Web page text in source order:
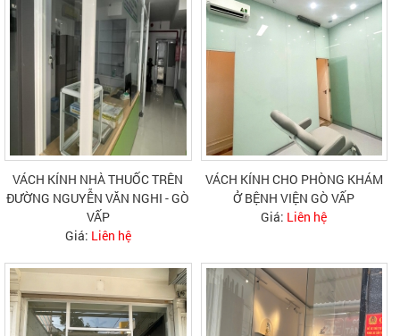
VÁCH KÍNH NHÀ THUỐC TRÊN
ĐƯỜNG NGUYỄN VĂN NGHI - GÒ
VẤP
Giá: Liên hệ
VÁCH KÍNH CHO PHÒNG KHÁM
Ở BỆNH VIỆN GÒ VẤP
Giá: Liên hệ